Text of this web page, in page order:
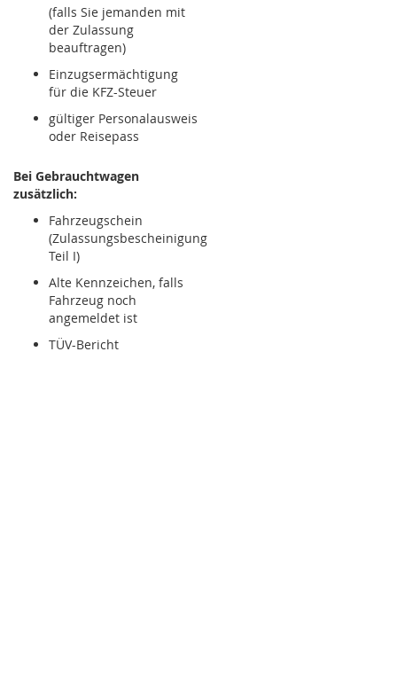
(falls Sie jemanden mit
der Zulassung
beauftragen)
Einzugsermächtigung
für die KFZ-Steuer
gültiger Personalausweis
oder Reisepass
Bei Gebrauchtwagen
zusätzlich:
Fahrzeugschein
(Zulassungsbescheinigung
Teil I)
Alte Kennzeichen, falls
Fahrzeug noch
angemeldet ist
TÜV-Bericht